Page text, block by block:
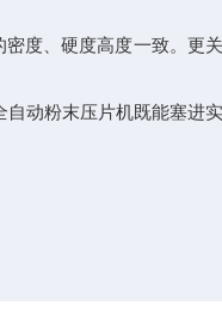
度、硬度高度一致。更
动粉末压片机既能塞进